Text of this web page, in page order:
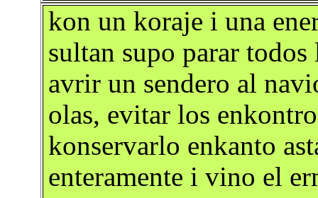
kon un koraje i una
sultan supo parar
avrir un sendero al
olas, evitar los
konservarlo enkanto
enteramente i vino el